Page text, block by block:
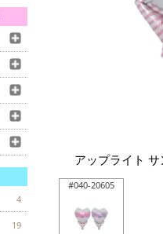
4
19
アップライト
#040-20605